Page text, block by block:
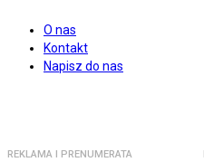
O nas
Kontakt
Napisz do nas
REKLAMA I PRENUMERATA